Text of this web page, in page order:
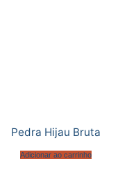
Pedra Hijau Bruta
Adicionar ao carrinho